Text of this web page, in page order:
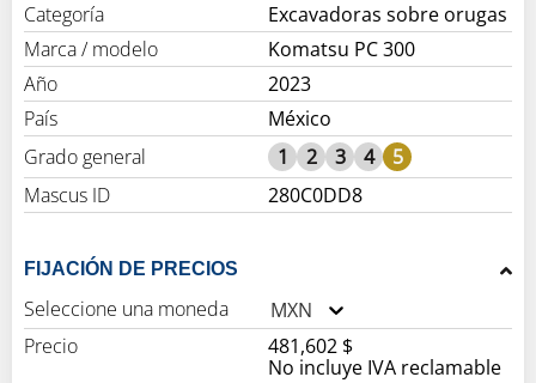
Categoría
Excavadoras sobre orugas
Marca / modelo
Komatsu PC 300
Año
2023
País
México
Grado general
1 2 3 4
5
Mascus ID
280C0DD8
FIJACIÓN DE PRECIOS
Seleccione una moneda
MXN
Precio
481,602 $
No incluye IVA reclamable